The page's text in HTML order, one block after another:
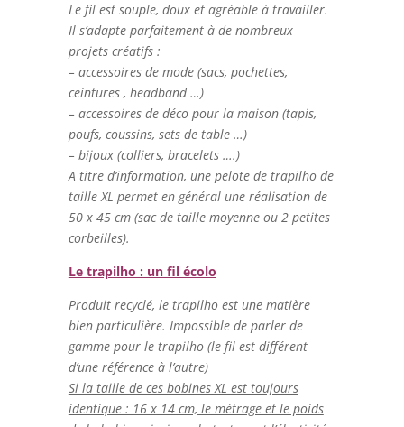
Le fil est souple, doux et agréable à travailler.
Il s’adapte parfaitement à de nombreux
projets créatifs :
– accessoires de mode (sacs, pochettes,
ceintures , headband …)
– accessoires de déco pour la maison (tapis,
poufs, coussins, sets de table …)
– bijoux (colliers, bracelets ….)
A titre d’information, une pelote de trapilho de
taille XL permet en général une réalisation de
50 x 45 cm (sac de taille moyenne ou 2 petites
corbeilles).
Le trapilho : un fil écolo
Produit recyclé, le trapilho est une matière
bien particulière. Impossible de parler de
gamme pour le trapilho (le fil est différent
d’une référence à l’autre)
Si la taille de ces bobines XL est toujours
identique : 16 x 14 cm, le métrage et le poids